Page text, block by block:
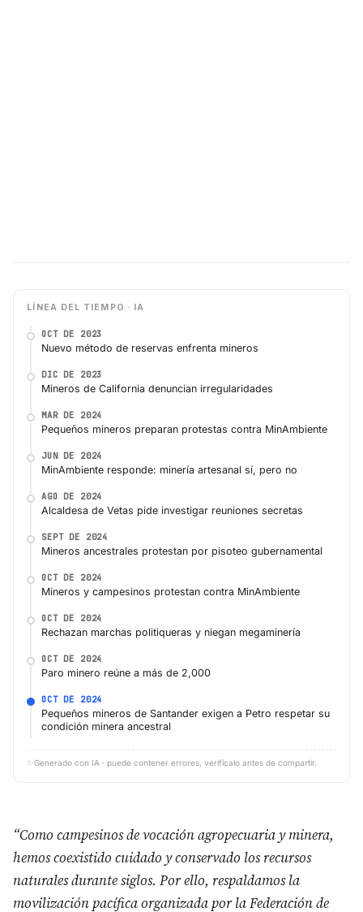
LÍNEA DEL TIEMPO · IA
OCT DE 2023
Nuevo método de reservas enfrenta mineros
DIC DE 2023
Mineros de California denuncian irregularidades
MAR DE 2024
Pequeños mineros preparan protestas contra MinAmbiente
JUN DE 2024
MinAmbiente responde: minería artesanal sí, pero no
AGO DE 2024
Alcaldesa de Vetas pide investigar reuniones secretas
SEPT DE 2024
Mineros ancestrales protestan por pisoteo gubernamental
OCT DE 2024
Mineros y campesinos protestan contra MinAmbiente
OCT DE 2024
Rechazan marchas politiqueras y niegan megaminería
OCT DE 2024
Paro minero reúne a más de 2,000
OCT DE 2024
Pequeños mineros de Santander exigen a Petro respetar su
condición minera ancestral
✨ Generado con IA · puede contener errores, verifícalo antes de compartir.
“Como campesinos de vocación agropecuaria y minera,
hemos coexistido cuidado y conservado los recursos
naturales durante siglos. Por ello, respaldamos la
movilización pacífica organizada por la Federación de